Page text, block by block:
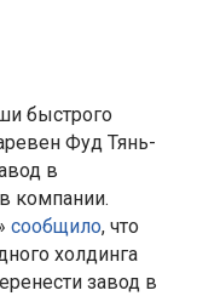
быстрого
Фуд Тянь-
в
компании.
сообщило, что
холдинга
завод в